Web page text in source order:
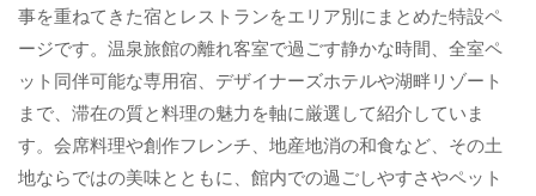
事を重ねてきた宿とレストランをエリア別にまとめた特設ペ
ージです。温泉旅館の離れ客室で過ごす静かな時間、全室ペ
ット同伴可能な専用宿、デザイナーズホテルや湖畔リゾート
まで、滞在の質と料理の魅力を軸に厳選して紹介していま
す。会席料理や創作フレンチ、地産地消の和食など、その土
地ならではの美味とともに、館内での過ごしやすさやペット